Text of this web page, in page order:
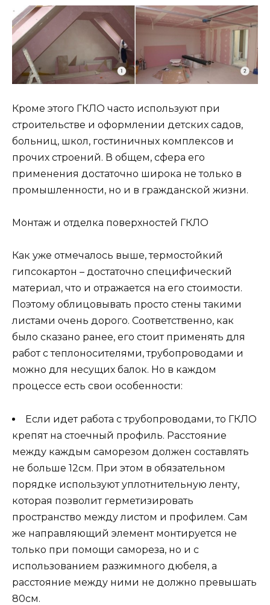
Кроме этого ГКЛО часто используют при
строительстве и оформлении детских садов,
больниц, школ, гостиничных комплексов и
прочих строений. В общем, сфера его
применения достаточно широка не только в
промышленности, но и в гражданской жизни.
Монтаж и отделка поверхностей ГКЛО
Как уже отмечалось выше, термостойкий
гипсокартон – достаточно специфический
материал, что и отражается на его стоимости.
Поэтому облицовывать просто стены такими
листами очень дорого. Соответственно, как
было сказано ранее, его стоит применять для
работ с теплоносителями, трубопроводами и
можно для несущих балок. Но в каждом
процессе есть свои особенности:
Если идет работа с трубопроводами, то ГКЛО
крепят на стоечный профиль. Расстояние
между каждым саморезом должен составлять
не больше 12см. При этом в обязательном
порядке используют уплотнительную ленту,
которая позволит герметизировать
пространство между листом и профилем. Сам
же направляющий элемент монтируется не
только при помощи самореза, но и с
использованием разжимного дюбеля, а
расстояние между ними не должно превышать
80см.